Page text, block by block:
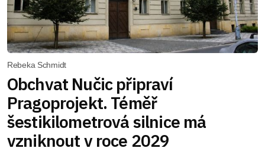
Rebeka Schmidt
Obchvat Nučic připraví
Pragoprojekt. Téměř
šestikilometrová silnice má
vzniknout v roce 2029